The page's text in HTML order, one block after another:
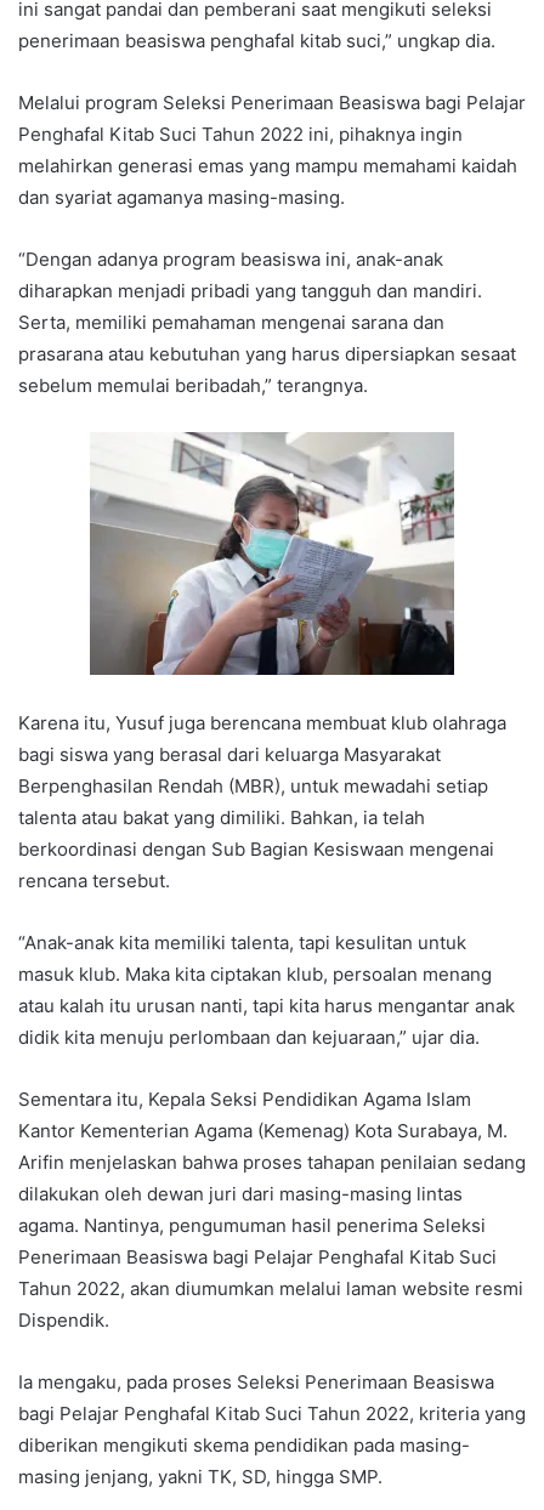
ini sangat pandai dan pemberani saat mengikuti seleksi
penerimaan beasiswa penghafal kitab suci,” ungkap dia.
Melalui program Seleksi Penerimaan Beasiswa bagi Pelajar
Penghafal Kitab Suci Tahun 2022 ini, pihaknya ingin
melahirkan generasi emas yang mampu memahami kaidah
dan syariat agamanya masing-masing.
“Dengan adanya program beasiswa ini, anak-anak
diharapkan menjadi pribadi yang tangguh dan mandiri.
Serta, memiliki pemahaman mengenai sarana dan
prasarana atau kebutuhan yang harus dipersiapkan sesaat
sebelum memulai beribadah,” terangnya.
Karena itu, Yusuf juga berencana membuat klub olahraga
bagi siswa yang berasal dari keluarga Masyarakat
Berpenghasilan Rendah (MBR), untuk mewadahi setiap
talenta atau bakat yang dimiliki. Bahkan, ia telah
berkoordinasi dengan Sub Bagian Kesiswaan mengenai
rencana tersebut.
“Anak-anak kita memiliki talenta, tapi kesulitan untuk
masuk klub. Maka kita ciptakan klub, persoalan menang
atau kalah itu urusan nanti, tapi kita harus mengantar anak
didik kita menuju perlombaan dan kejuaraan,” ujar dia.
Sementara itu, Kepala Seksi Pendidikan Agama Islam
Kantor Kementerian Agama (Kemenag) Kota Surabaya, M.
Arifin menjelaskan bahwa proses tahapan penilaian sedang
dilakukan oleh dewan juri dari masing-masing lintas
agama. Nantinya, pengumuman hasil penerima Seleksi
Penerimaan Beasiswa bagi Pelajar Penghafal Kitab Suci
Tahun 2022, akan diumumkan melalui laman website resmi
Dispendik.
Ia mengaku, pada proses Seleksi Penerimaan Beasiswa
bagi Pelajar Penghafal Kitab Suci Tahun 2022, kriteria yang
diberikan mengikuti skema pendidikan pada masing-
masing jenjang, yakni TK, SD, hingga SMP.